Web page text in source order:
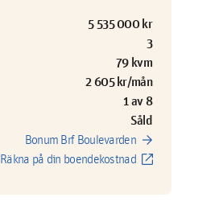
5 535 000 kr
3
79 kvm
2 605 kr/mån
1 av 8
Såld
Bonum Brf Boulevarden arrow_forward
Räkna på din boendekostnad open_in_new